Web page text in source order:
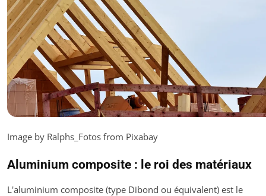
Image by Ralphs_Fotos from Pixabay
Aluminium composite : le roi des matériaux
L'aluminium composite (type Dibond ou équivalent) est le